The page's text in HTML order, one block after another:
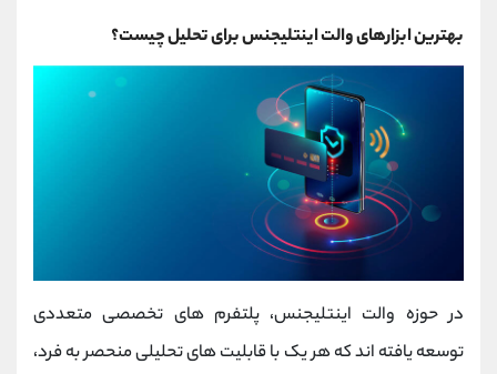
بهترین ابزارهای والت اینتلیجنس برای تحلیل چیست؟
در حوزه والت اینتلیجنس، پلتفرم ‌های تخصصی متعددی
توسعه یافته ‌اند که هر یک با قابلیت ‌های تحلیلی منحصر به ‌فرد،